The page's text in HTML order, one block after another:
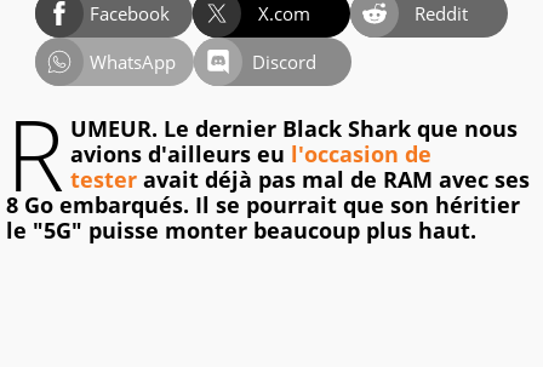
Facebook X.com
Reddit
WhatsApp
Discord
R UMEUR. Le dernier Black Shark que nous
avions d'ailleurs eu l'occasion de
tester avait déjà pas mal de RAM avec ses
8 Go embarqués. Il se pourrait que son héritier
le "5G" puisse monter beaucoup plus haut.